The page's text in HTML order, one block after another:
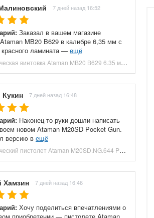
мм
мм
7 дней назад 16:52
Заказал в вашем магазине
MB20 B629 в калибре 6,35 мм с
ламината — ещё
Пневматическая винтовка Ataman MB20 B629 6.35 мм (редуктор, под полнотел, колба, красный ламинат) купить в Москве и СПБ, цена 153100 руб. Доставка по РФ!
Кукин 7 дней назад 16:48
Наконец-то руки дошли написать
новом Ataman M20SD Pocket Gun.
версию в ещё
Пневматический пистолет Ataman M20SD.NG.644 Pocket Gun 6.35 мм (приклад, полнотел, бук, зеленый) купить в Москве и СПБ, цена 130000 руб. Доставка по РФ!
Хамзин 7 дней назад 16:46
Хочу поделиться впечатлениями о